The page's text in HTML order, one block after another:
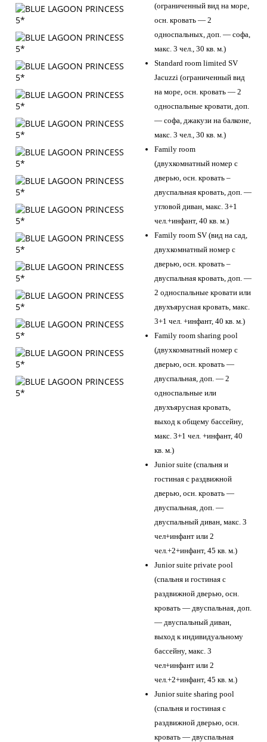
(ограниченный вид на море,
осн. кровать — 2
односпальных, доп. — софа,
макс. 3 чел., 30 кв. м.)
Standard room limited SV
Jacuzzi (ограниченный вид
на море, осн. кровать — 2
односпальные кровати, доп.
— софа, джакузи на балконе,
макс. 3 чел., 30 кв. м.)
Family room
(двухкомнатный номер с
дверью, осн. кровать –
двуспальная кровать, доп. —
угловой диван, макс. 3+1
чел.+инфант, 40 кв. м.)
Family room SV (вид на сад,
двухкомнатный номер с
дверью, осн. кровать –
двуспальная кровать, доп. —
2 односпальные кровати или
двухъярусная кровать, макс.
3+1 чел. +инфант, 40 кв. м.)
Family room sharing pool
(двухкомнатный номер с
дверью, осн. кровать —
двуспальная, доп. — 2
односпальные или
двухъярусная кровать,
выход к общему бассейну,
макс. 3+1 чел. +инфант, 40
кв. м.)
Junior suite (спальня и
гостиная с раздвижной
дверью, осн. кровать —
двуспальная, доп. —
двуспальный диван, макс. 3
чел+инфант или 2
чел.+2+инфант, 45 кв. м.)
Junior suite private pool
(спальня и гостиная с
раздвижной дверью, осн.
кровать — двуспальная, доп.
— двуспальный диван,
выход к индивидуальному
бассейну, макс. 3
чел+инфант или 2
чел.+2+инфант, 45 кв. м.)
Junior suite sharing pool
(спальня и гостиная с
раздвижной дверью, осн.
кровать — двуспальная